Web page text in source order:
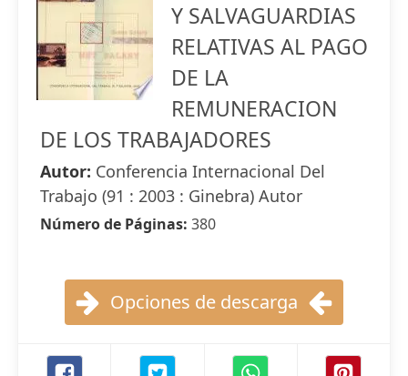
Y SALVAGUARDIAS
RELATIVAS AL PAGO
DE LA
REMUNERACION
DE LOS TRABAJADORES
Autor: Conferencia Internacional Del
Trabajo (91 : 2003 : Ginebra) Autor
Número de Páginas: 380
Opciones de descarga